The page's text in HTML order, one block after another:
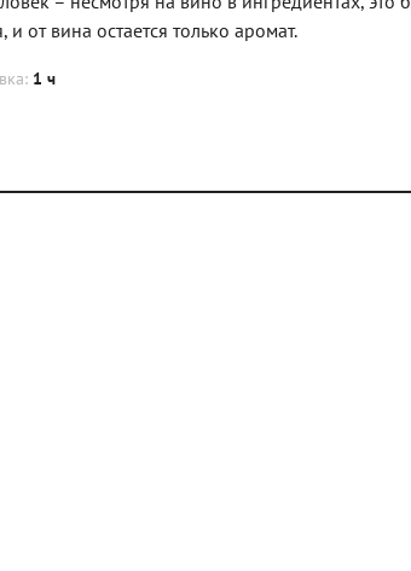
от вина остается только аромат.
1 ч